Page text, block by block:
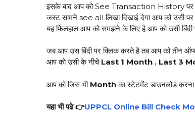
इसके बाद आप को See Transaction History
जस्ट सामने see all लिखा दिखाई देगा आप को उसी
यह फिलहाल आप को समझने के लिए है आप को उसी बिंदी
जब आप उस बिंदी पर क्लिक करते है तब आप को तीन
आप को उसी के नीचेLast 1 Month , Last 3
आप को जिस भी Monthका स्टेटमेंट डाउनलोड
यहा भी पढे 👉UPPCL Online Bill Check